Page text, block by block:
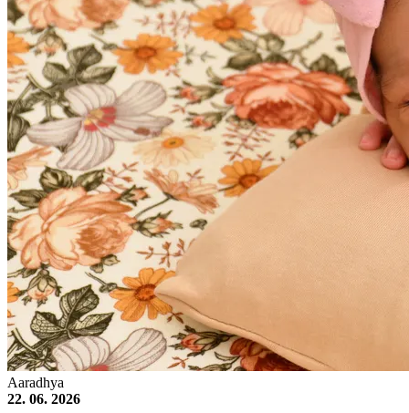
Aaradhya
22. 06. 2026